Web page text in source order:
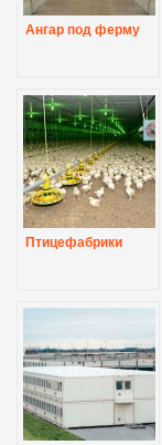
Ангар под ферму
Птицефабрики